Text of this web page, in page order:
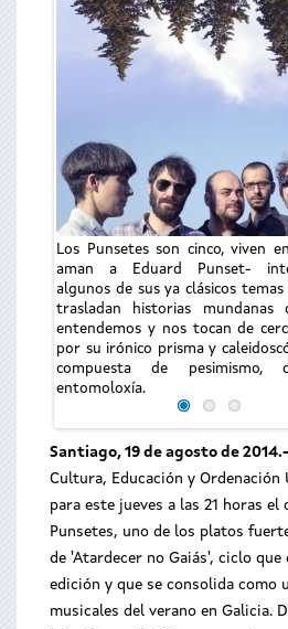
Los Punsetes son cinco, viven
aman a Eduard Punset-
algunos de sus ya clásicos
trasladan historias mundanas
entendemos y nos tocan de
por su irónico prisma y
compuesta de pesimismo,
entomoloxía.
Santiago, 19 de agosto de 2014.-
Cultura, Educación y
para este jueves a las 21 horas el
Punsetes, uno de los platos
de 'Atardecer no Gaiás', ciclo que
edición y que se consolida como
musicales del verano en Galicia.